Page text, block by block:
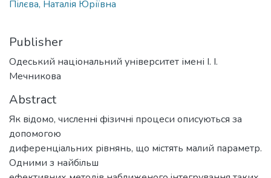
Пілєва, Наталія Юріївна
Publisher
Одеський національний університет імені І. І.
Мечникова
Abstract
Як вiдомо, численнi фiзичнi процеси описуються за
допомогою
диференцiальних рiвнянь, що мiстять малий параметр.
Одними з найбiльш